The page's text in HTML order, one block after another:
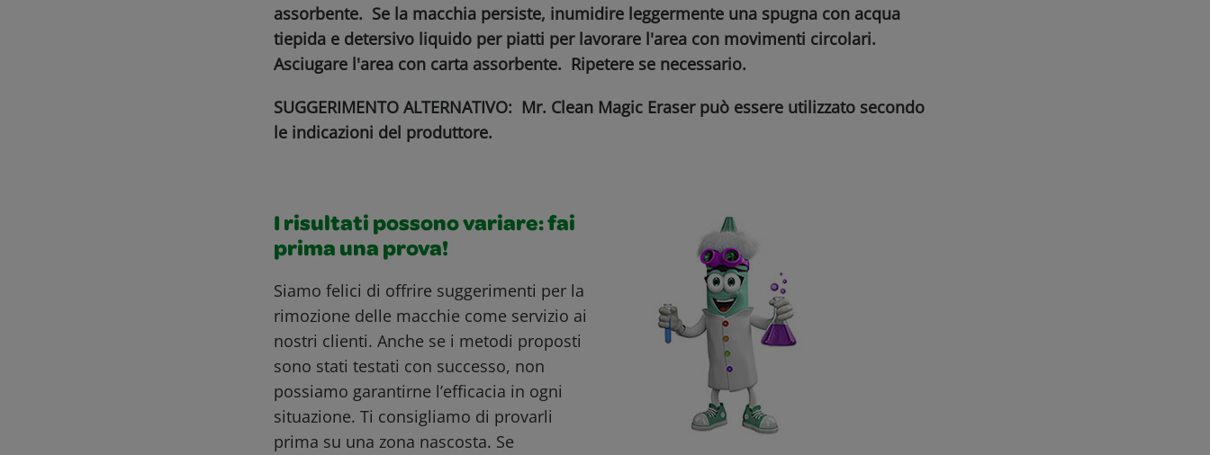
assorbente. Se la macchia persiste, inumidire leggermente una spugna con acqua
tiepida e detersivo liquido per piatti per lavorare l'area con movimenti circolari.
Asciugare l'area con carta assorbente. Ripetere se necessario.
SUGGERIMENTO ALTERNATIVO: Mr. Clean Magic Eraser può essere utilizzato secondo
le indicazioni del produttore.
I risultati possono variare: fai
prima una prova!
Siamo felici di offrire suggerimenti per la
rimozione delle macchie come servizio ai
nostri clienti. Anche se i metodi proposti
sono stati testati con successo, non
possiamo garantirne l’efficacia in ogni
situazione. Ti consigliamo di provarli
prima su una zona nascosta. Se